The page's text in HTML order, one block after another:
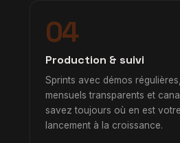
04
Production & suivi
Sprints avec démos
mensuels transparents et
savez toujours où en est
lancement à la croissance.